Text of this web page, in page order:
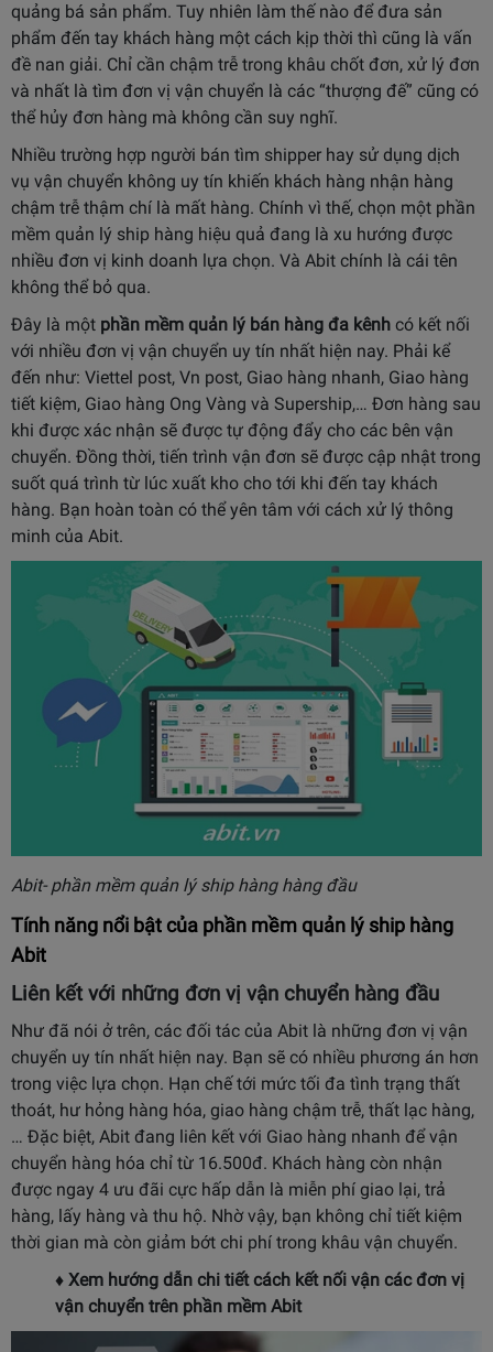
quảng bá sản phẩm. Tuy nhiên làm thế nào để đưa sản
phẩm đến tay khách hàng một cách kịp thời thì cũng là vấn
đề nan giải. Chỉ cần chậm trễ trong khâu chốt đơn, xử lý đơn
và nhất là tìm đơn vị vận chuyển là các “thượng đế” cũng có
thể hủy đơn hàng mà không cần suy nghĩ.
Nhiều trường hợp người bán tìm shipper hay sử dụng dịch
vụ vận chuyển không uy tín khiến khách hàng nhận hàng
chậm trễ thậm chí là mất hàng. Chính vì thế, chọn một phần
mềm quản lý ship hàng hiệu quả đang là xu hướng được
nhiều đơn vị kinh doanh lựa chọn. Và Abit chính là cái tên
không thể bỏ qua.
Đây là một phần mềm quản lý bán hàng đa kênh có kết nối
với nhiều đơn vị vận chuyển uy tín nhất hiện nay. Phải kể
đến như: Viettel post, Vn post, Giao hàng nhanh, Giao hàng
tiết kiệm, Giao hàng Ong Vàng và Supership,… Đơn hàng sau
khi được xác nhận sẽ được tự động đẩy cho các bên vận
chuyển. Đồng thời, tiến trình vận đơn sẽ được cập nhật trong
suốt quá trình từ lúc xuất kho cho tới khi đến tay khách
hàng. Bạn hoàn toàn có thể yên tâm với cách xử lý thông
minh của Abit.
Abit- phần mềm quản lý ship hàng hàng đầu
Tính năng nổi bật của phần mềm quản lý ship hàng
Abit
Liên kết với những đơn vị vận chuyển hàng đầu
Như đã nói ở trên, các đối tác của Abit là những đơn vị vận
chuyển uy tín nhất hiện nay. Bạn sẽ có nhiều phương án hơn
trong việc lựa chọn. Hạn chế tới mức tối đa tình trạng thất
thoát, hư hỏng hàng hóa, giao hàng chậm trễ, thất lạc hàng,
… Đặc biệt, Abit đang liên kết với Giao hàng nhanh để vận
chuyển hàng hóa chỉ từ 16.500đ. Khách hàng còn nhận
được ngay 4 ưu đãi cực hấp dẫn là miễn phí giao lại, trả
hàng, lấy hàng và thu hộ. Nhờ vậy, bạn không chỉ tiết kiệm
thời gian mà còn giảm bớt chi phí trong khâu vận chuyển.
♦ Xem hướng dẫn chi tiết cách kết nối vận các đơn vị
vận chuyển trên phần mềm Abit